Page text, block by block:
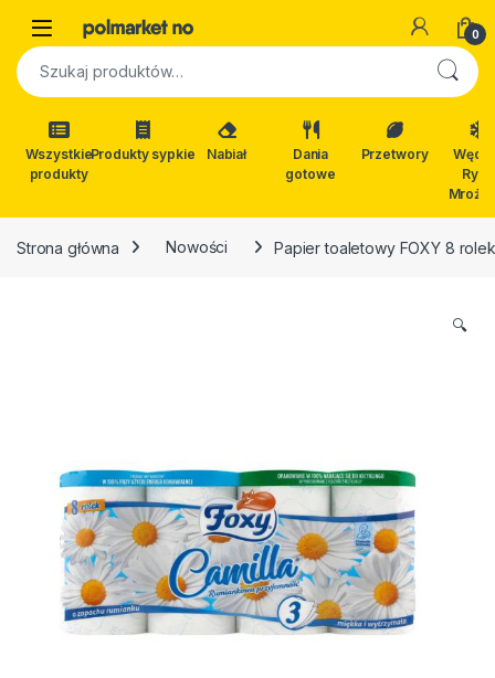
Open 0
Szukaj:
Wszystkie
produkty
Produkty sypkie Nabiał
Dania
gotowe
Przetwory
Ryby
Strona główna Nowości Papier toaletowy FOXY 8 rolek
🔍